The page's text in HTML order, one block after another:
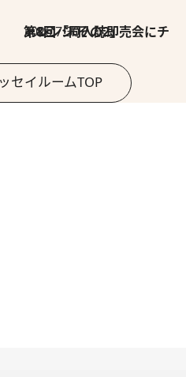
2026.7.30
第8回「同人誌即売会にチャレンジ その2」
セイルームTOP